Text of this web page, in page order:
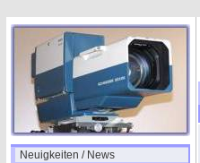
Neuigkeiten / News